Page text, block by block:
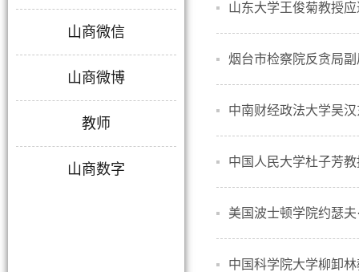
山商微信
山商微博
教师
山商数字
山东大学王俊菊教授
烟台市检察院反贪局
中南财经政法大学吴
中国人民大学杜子芳
美国波士顿学院约瑟
中国科学院大学柳卸